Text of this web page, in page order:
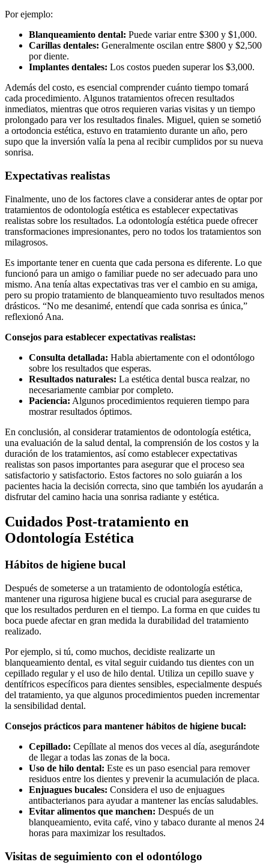
Por ejemplo:
Blanqueamiento dental: Puede variar entre $300 y $1,000.
Carillas dentales: Generalmente oscilan entre $800 y $2,500
por diente.
Implantes dentales: Los costos pueden superar los $3,000.
Además del costo, es esencial comprender cuánto tiempo tomará
cada procedimiento. Algunos tratamientos ofrecen resultados
inmediatos, mientras que otros requieren varias visitas y un tiempo
prolongado para ver los resultados finales. Miguel, quien se sometió
a ortodoncia estética, estuvo en tratamiento durante un año, pero
supo que la inversión valía la pena al recibir cumplidos por su nueva
sonrisa.
Expectativas realistas
Finalmente, uno de los factores clave a considerar antes de optar por
tratamientos de odontología estética es establecer expectativas
realistas sobre los resultados. La odontología estética puede ofrecer
transformaciones impresionantes, pero no todos los tratamientos son
milagrosos.
Es importante tener en cuenta que cada persona es diferente. Lo que
funcionó para un amigo o familiar puede no ser adecuado para uno
mismo. Ana tenía altas expectativas tras ver el cambio en su amiga,
pero su propio tratamiento de blanqueamiento tuvo resultados menos
drásticos. “No me desanimé, entendí que cada sonrisa es única,”
reflexionó Ana.
Consejos para establecer expectativas realistas:
Consulta detallada: Habla abiertamente con el odontólogo
sobre los resultados que esperas.
Resultados naturales: La estética dental busca realzar, no
necesariamente cambiar por completo.
Paciencia: Algunos procedimientos requieren tiempo para
mostrar resultados óptimos.
En conclusión, al considerar tratamientos de odontología estética,
una evaluación de la salud dental, la comprensión de los costos y la
duración de los tratamientos, así como establecer expectativas
realistas son pasos importantes para asegurar que el proceso sea
satisfactorio y satisfactorio. Estos factores no solo guiarán a los
pacientes hacia la decisión correcta, sino que también los ayudarán a
disfrutar del camino hacia una sonrisa radiante y estética.
Cuidados Post-tratamiento en
Odontología Estética
Hábitos de higiene bucal
Después de someterse a un tratamiento de odontología estética,
mantener una rigurosa higiene bucal es crucial para asegurarse de
que los resultados perduren en el tiempo. La forma en que cuides tu
boca puede afectar en gran medida la durabilidad del tratamiento
realizado.
Por ejemplo, si tú, como muchos, decidiste realizarte un
blanqueamiento dental, es vital seguir cuidando tus dientes con un
cepillado regular y el uso de hilo dental. Utiliza un cepillo suave y
dentífricos específicos para dientes sensibles, especialmente después
del tratamiento, ya que algunos procedimientos pueden incrementar
la sensibilidad dental.
Consejos prácticos para mantener hábitos de higiene bucal:
Cepillado: Cepíllate al menos dos veces al día, asegurándote
de llegar a todas las zonas de la boca.
Uso de hilo dental: Este es un paso esencial para remover
residuos entre los dientes y prevenir la acumulación de placa.
Enjuagues bucales: Considera el uso de enjuagues
antibacterianos para ayudar a mantener las encías saludables.
Evitar alimentos que manchen: Después de un
blanqueamiento, evita café, vino y tabaco durante al menos 24
horas para maximizar los resultados.
Visitas de seguimiento con el odontólogo